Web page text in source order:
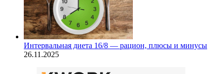
Интервальная диета 16/8 — рацион, плюсы и минусы
26.11.2025